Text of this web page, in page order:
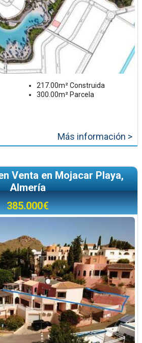
217.00m² Construida
300.00m² Parcela
Más información >
Venta en Mojacar Playa,
Almería
385.000€